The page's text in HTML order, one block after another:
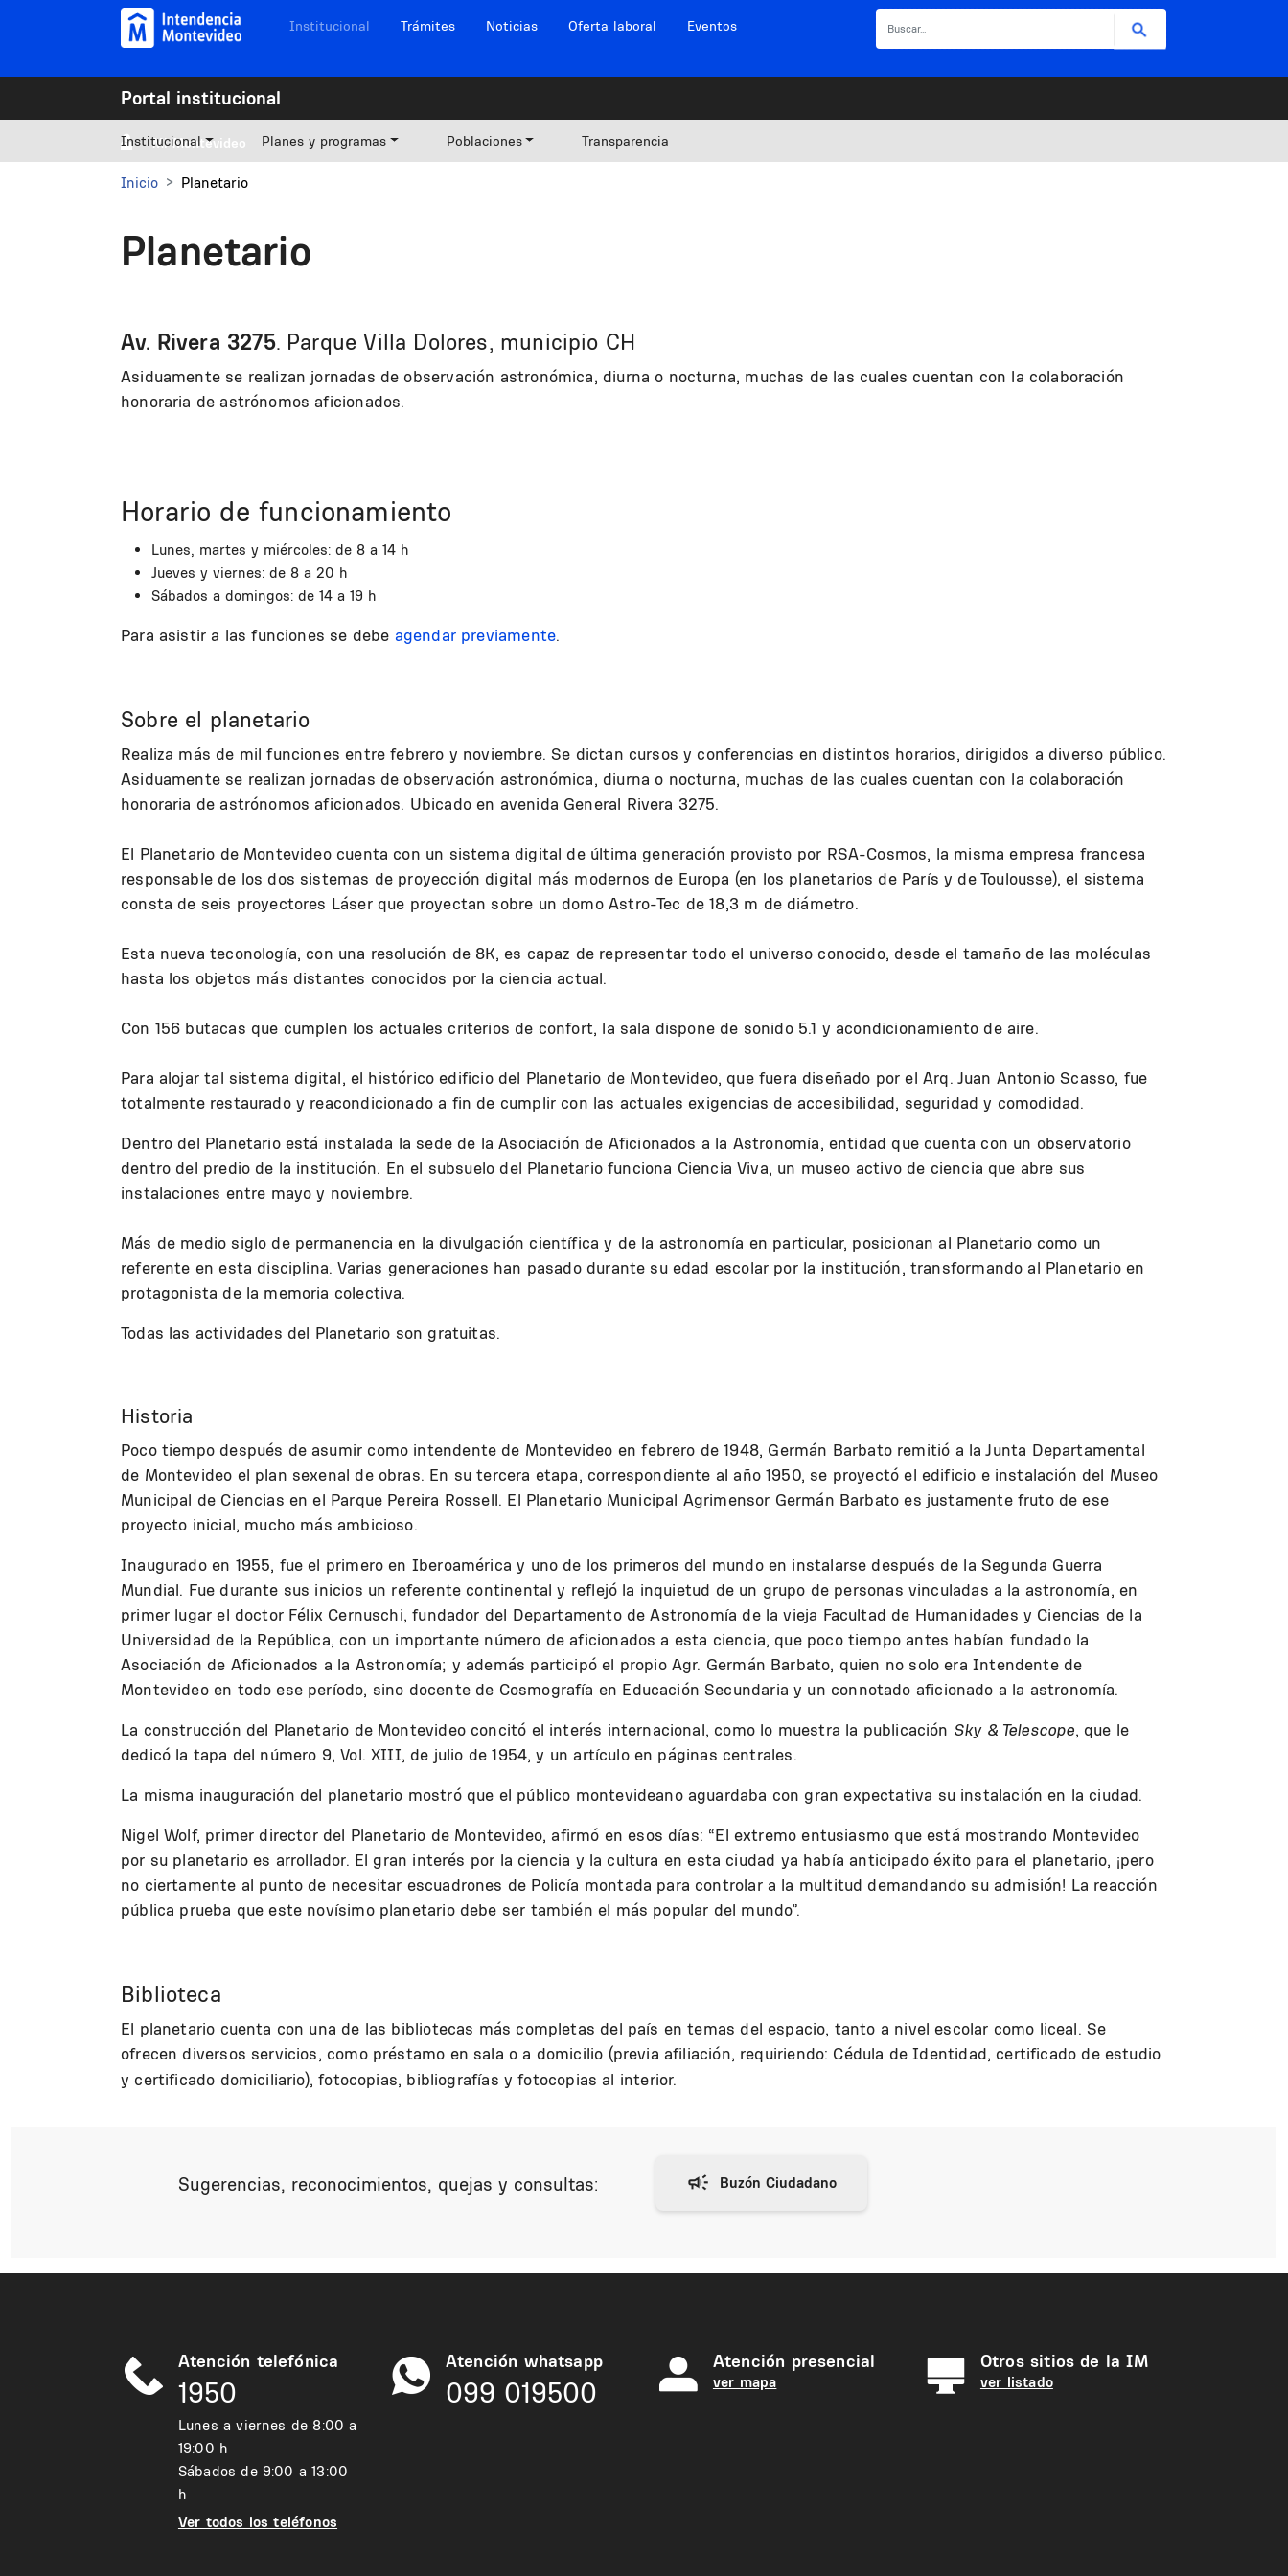
Pasar al contenido principal Navegación sitios
Institucional Trámites Noticias Oferta laboral Eventos
Portal institucional
Mi Montevideo
Institucional Planes y programas Poblaciones Transparencia
Inicio Planetario
Planetario
Av. Rivera 3275. Parque Villa Dolores, municipio CH
Asiduamente se realizan jornadas de observación astronómica, diurna o nocturna, muchas de las cuales cuentan con la colaboración
honoraria de astrónomos aficionados.
Horario de funcionamiento
Lunes, martes y miércoles: de 8 a 14 h
Jueves y viernes: de 8 a 20 h
Sábados a domingos: de 14 a 19 h
Para asistir a las funciones se debe agendar previamente.
Sobre el planetario
Realiza más de mil funciones entre febrero y noviembre. Se dictan cursos y conferencias en distintos horarios, dirigidos a diverso público.
Asiduamente se realizan jornadas de observación astronómica, diurna o nocturna, muchas de las cuales cuentan con la colaboración
honoraria de astrónomos aficionados. Ubicado en avenida General Rivera 3275.
El Planetario de Montevideo cuenta con un sistema digital de última generación provisto por RSA-Cosmos, la misma empresa francesa
responsable de los dos sistemas de proyección digital más modernos de Europa (en los planetarios de París y de Toulousse), el sistema
consta de seis proyectores Láser que proyectan sobre un domo Astro-Tec de 18,3 m de diámetro.
Esta nueva teconología, con una resolución de 8K, es capaz de representar todo el universo conocido, desde el tamaño de las moléculas
hasta los objetos más distantes conocidos por la ciencia actual.
Con 156 butacas que cumplen los actuales criterios de confort, la sala dispone de sonido 5.1 y acondicionamiento de aire.
Para alojar tal sistema digital, el histórico edificio del Planetario de Montevideo, que fuera diseñado por el Arq. Juan Antonio Scasso, fue
totalmente restaurado y reacondicionado a fin de cumplir con las actuales exigencias de accesibilidad, seguridad y comodidad.
Dentro del Planetario está instalada la sede de la Asociación de Aficionados a la Astronomía, entidad que cuenta con un observatorio
dentro del predio de la institución. En el subsuelo del Planetario funciona Ciencia Viva, un museo activo de ciencia que abre sus
instalaciones entre mayo y noviembre.
Más de medio siglo de permanencia en la divulgación científica y de la astronomía en particular, posicionan al Planetario como un
referente en esta disciplina. Varias generaciones han pasado durante su edad escolar por la institución, transformando al Planetario en
protagonista de la memoria colectiva.
Todas las actividades del Planetario son gratuitas.
Historia
Poco tiempo después de asumir como intendente de Montevideo en febrero de 1948, Germán Barbato remitió a la Junta Departamental
de Montevideo el plan sexenal de obras. En su tercera etapa, correspondiente al año 1950, se proyectó el edificio e instalación del Museo
Municipal de Ciencias en el Parque Pereira Rossell. El Planetario Municipal Agrimensor Germán Barbato es justamente fruto de ese
proyecto inicial, mucho más ambicioso.
Inaugurado en 1955, fue el primero en Iberoamérica y uno de los primeros del mundo en instalarse después de la Segunda Guerra
Mundial. Fue durante sus inicios un referente continental y reflejó la inquietud de un grupo de personas vinculadas a la astronomía, en
primer lugar el doctor Félix Cernuschi, fundador del Departamento de Astronomía de la vieja Facultad de Humanidades y Ciencias de la
Universidad de la República, con un importante número de aficionados a esta ciencia, que poco tiempo antes habían fundado la
Asociación de Aficionados a la Astronomía; y además participó el propio Agr. Germán Barbato, quien no solo era Intendente de
Montevideo en todo ese período, sino docente de Cosmografía en Educación Secundaria y un connotado aficionado a la astronomía.
La construcción del Planetario de Montevideo concitó el interés internacional, como lo muestra la publicación Sky & Telescope, que le
dedicó la tapa del número 9, Vol. XIII, de julio de 1954, y un artículo en páginas centrales.
La misma inauguración del planetario mostró que el público montevideano aguardaba con gran expectativa su instalación en la ciudad.
Nigel Wolf, primer director del Planetario de Montevideo, afirmó en esos días: “El extremo entusiasmo que está mostrando Montevideo
por su planetario es arrollador. El gran interés por la ciencia y la cultura en esta ciudad ya había anticipado éxito para el planetario, ¡pero
no ciertamente al punto de necesitar escuadrones de Policía montada para controlar a la multitud demandando su admisión! La reacción
pública prueba que este novísimo planetario debe ser también el más popular del mundo”.
Biblioteca
El planetario cuenta con una de las bibliotecas más completas del país en temas del espacio, tanto a nivel escolar como liceal. Se
ofrecen diversos servicios, como préstamo en sala o a domicilio (previa afiliación, requiriendo: Cédula de Identidad, certificado de estudio
y certificado domiciliario), fotocopias, bibliografías y fotocopias al interior.
Sugerencias, reconocimientos, quejas y consultas:
Atención telefónica
1950
Lunes a viernes de 8:00 a
19:00 h
Sábados de 9:00 a 13:00
h
Ver todos los teléfonos
Atención whatsapp
099 019500
Atención presencial
ver mapa
Otros sitios de la IM
ver listado